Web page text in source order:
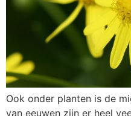
Ook onder planten is de
van eeuwen zijn er heel